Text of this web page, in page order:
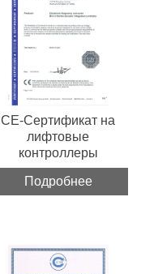
CE-Сертификат на
лифтовые
контроллеры
Подробнее